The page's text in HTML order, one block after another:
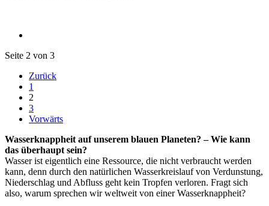
Seite 2 von 3
Zurück
1
2
3
Vorwärts
Wasserknappheit auf unserem blauen Planeten? – Wie kann
das überhaupt sein?
Wasser ist eigentlich eine Ressource, die nicht verbraucht werden
kann, denn durch den natürlichen Wasserkreislauf von Verdunstung,
Niederschlag und Abfluss geht kein Tropfen verloren. Fragt sich
also, warum sprechen wir weltweit von einer Wasserknappheit?